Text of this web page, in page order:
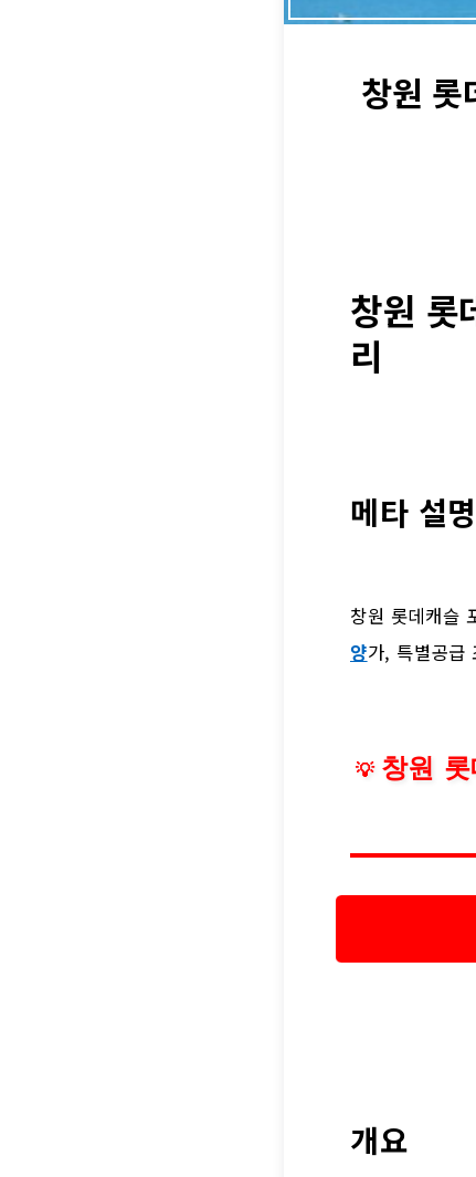
창원
창원 롯
리
메타 설명
창원 롯데캐슬
양가, 특별공급
💡 창원
개요